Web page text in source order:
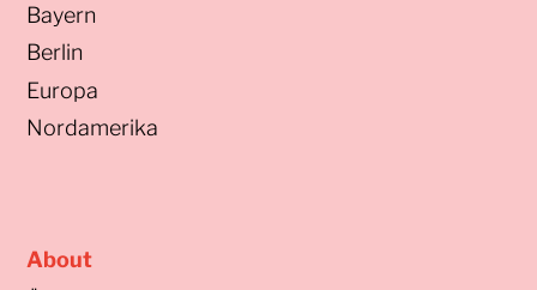
Bayern
Berlin
Europa
Nordamerika
About